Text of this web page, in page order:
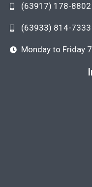
(63917) 178-
(63933) 814-
Monday to Friday